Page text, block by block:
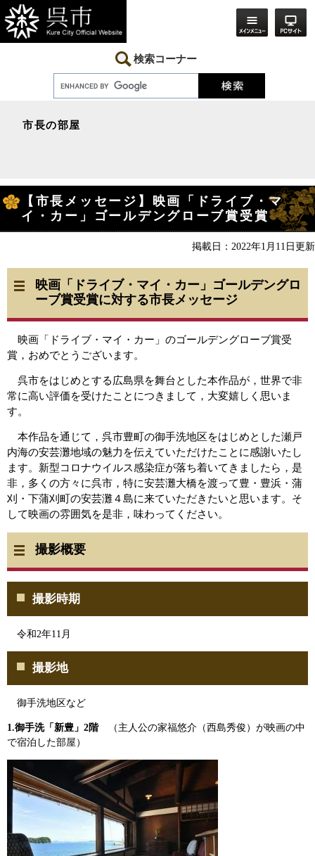
ー
ジ
の
ニ
ュ
ー
検索コーナー
市長の部屋
文
【市長メッセージ】映画「ドライブ・マ
イ・カー」ゴールデングローブ賞受賞
掲載日：2022年1月11日更新
映画「ドライブ・マイ・カー」ゴールデングロ
ーブ賞受賞に対する市長メッセージ
映画「ドライブ・マイ・カー」のゴールデングローブ賞受
賞，おめでとうございます。
呉市をはじめとする広島県を舞台とした本作品が，世界で非
常に高い評価を受けたことにつきまして，大変嬉しく思いま
す。
本作品を通じて，呉市豊町の御手洗地区をはじめとした瀬戸
内海の安芸灘地域の魅力を伝えていただけたことに感謝いたし
ます。新型コロナウイルス感染症が落ち着いてきましたら，是
非，多くの方々に呉市，特に安芸灘大橋を渡って豊・豊浜・蒲
刈・下蒲刈町の安芸灘４島に来ていただきたいと思います。そ
して映画の雰囲気を是非，味わってください。
撮影概要
撮影時期
令和2年11月
撮影地
御手洗地区など
1.御手洗「新豊」2階（主人公の家福悠介（西島秀俊）が映画の中
で宿泊した部屋）